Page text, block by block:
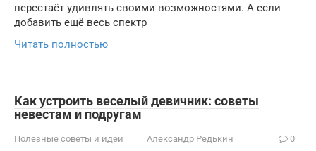
перестаёт удивлять своими возможностями. А если
добавить ещё весь спектр
Читать полностью
Как устроить веселый девичник: советы
невестам и подругам
Полезные советы и идеи Александр Редькин 0